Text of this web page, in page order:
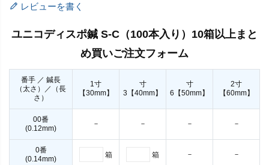
レビューを書く
ユニコディスポ鍼 S-C（100本入り）10箱以上まと
め買いご注文フォーム
番手 ／ 鍼長
（太さ）／（長
さ）
1寸
【30mm】
寸
3【40mm】
寸
6【50mm】
2寸
【60mm】
00番
(0.12mm)
－ － － －
0番
(0.14mm)
箱 箱 － －